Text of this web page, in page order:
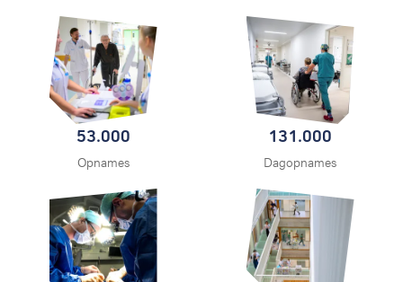
53.000
Opnames
131.000
Dagopnames